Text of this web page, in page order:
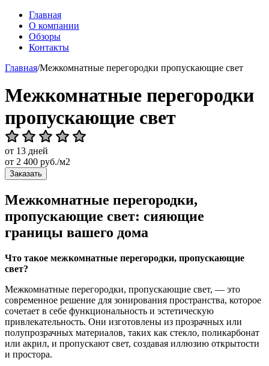
Главная
О компании
Обзоры
Контакты
Главная/Межкомнатные перегородки пропускающие свет
Межкомнатные перегородки
пропускающие свет
от 13 дней
от 2 400 руб./м2
Заказать
Межкомнатные перегородки,
пропускающие свет: сияющие
границы вашего дома
Что такое межкомнатные перегородки, пропускающие
свет?
Межкомнатные перегородки, пропускающие свет, — это
современное решение для зонирования пространства, которое
сочетает в себе функциональность и эстетическую
привлекательность. Они изготовлены из прозрачных или
полупрозрачных материалов, таких как стекло, поликарбонат
или акрил, и пропускают свет, создавая иллюзию открытости
и простора.